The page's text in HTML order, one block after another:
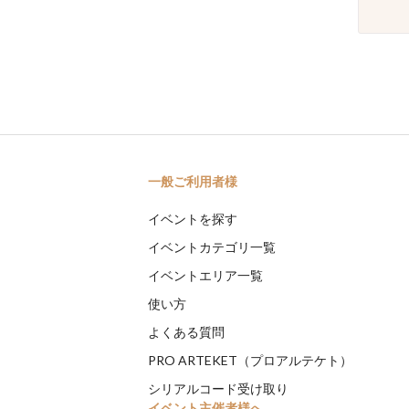
一般ご利用者様
イベントを探す
イベントカテゴリ一覧
イベントエリア一覧
使い方
よくある質問
PRO ARTEKET（プロアルテケト）
シリアルコード受け取り